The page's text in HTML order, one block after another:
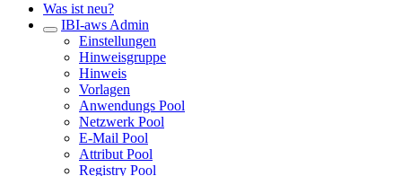
Was ist neu?
IBI-aws Admin
Einstellungen
Hinweisgruppe
Hinweis
Vorlagen
Anwendungs Pool
Netzwerk Pool
E-Mail Pool
Attribut Pool
Registry Pool